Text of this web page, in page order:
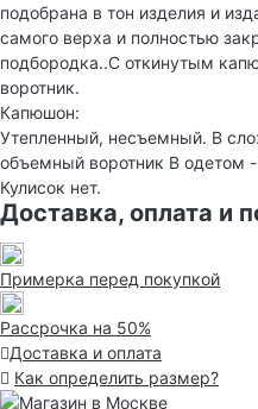
подобрана в тон изделия и
самого верха и полностью
подбородка..С откинутым
воротник.
Капюшон:
Утепленный, несъемный. В
объемный воротник В одетом
Кулисок нет.
Доставка, оплата и
Примерка перед покупкой
Рассрочка на 50%
Доставка и оплата
Как определить размер?